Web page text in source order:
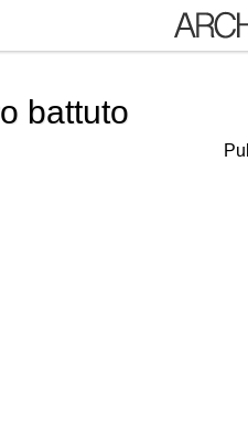
battuto